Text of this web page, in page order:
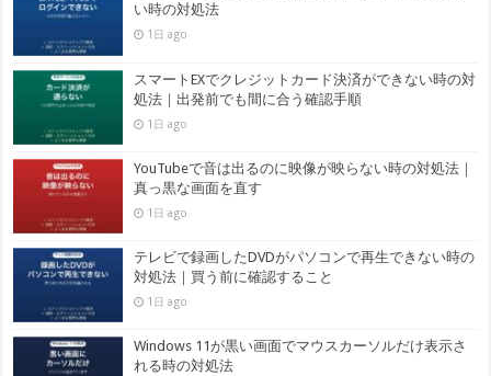
い時の対処法
1日 ago
スマートEXでクレジットカード決済ができない時の対
処法｜出発前でも間に合う確認手順
1日 ago
YouTubeで音は出るのに映像が映らない時の対処法｜
真っ黒な画面を直す
1日 ago
テレビで録画したDVDがパソコンで再生できない時の
対処法｜買う前に確認すること
1日 ago
Windows 11が黒い画面でマウスカーソルだけ表示さ
れる時の対処法